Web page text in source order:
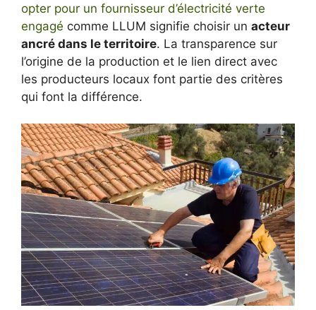
opter pour un fournisseur d’électricité verte
engagé comme LLUM signifie choisir un acteur
ancré dans le territoire. La transparence sur
l’origine de la production et le lien direct avec
les producteurs locaux font partie des critères
qui font la différence.